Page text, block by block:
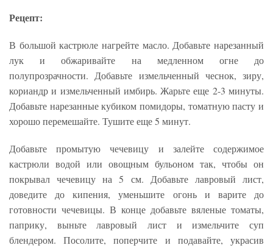
Рецепт:
В большой кастрюле нагрейте масло. Добавьте нарезанный
лук и обжаривайте на медленном огне до
полупрозрачности. Добавьте измельченный чеснок, зиру,
кориандр и измельченный имбирь. Жарьте еще 2-3 минуты.
Добавьте нарезанные кубиком помидоры, томатную пасту и
хорошо перемешайте. Тушите еще 5 минут.
Добавьте промытую чечевицу и залейте содержимое
кастрюли водой или овощным бульоном так, чтобы он
покрывал чечевицу на 5 см. Добавьте лавровый лист,
доведите до кипения, уменьшите огонь и варите до
готовности чечевицы. В конце добавьте вяленые томаты,
паприку, выньте лавровый лист и измельчите суп
блендером. Посолите, поперчите и подавайте, украсив